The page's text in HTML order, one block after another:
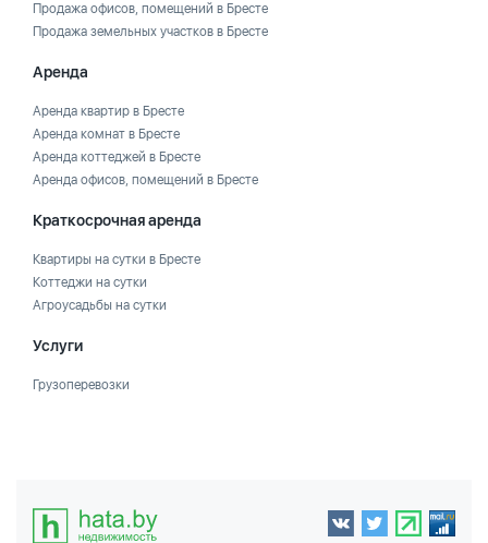
Продажа офисов, помещений в Бресте
Продажа земельных участков в Бресте
Аренда
Аренда квартир в Бресте
Аренда комнат в Бресте
Аренда коттеджей в Бресте
Аренда офисов, помещений в Бресте
Краткосрочная аренда
Квартиры на сутки в Бресте
Коттеджи на сутки
Агроусадьбы на сутки
Услуги
Грузоперевозки